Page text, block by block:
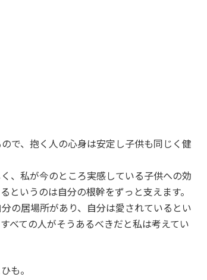
で、抱く人の心身は安定し子供も同じく健
、私が今のところ実感している子供への効
というのは自分の根幹をずっと支えます。
の居場所があり、自分は愛されているとい
べての人がそうあるべきだと私は考えてい
も。